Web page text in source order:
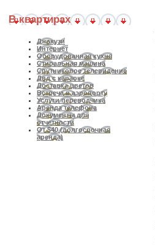
В квартирах
Джакузи
Интернет
Оборудованная кухня
Стиральная машина
Спутниковое телевидение
Двд с караоке
Доставка цветов
Встреча в аэропорту
Услуги переводчика
Аренда телефона
Документы для
отчетности
От $40 (долгосрочная
аренда)